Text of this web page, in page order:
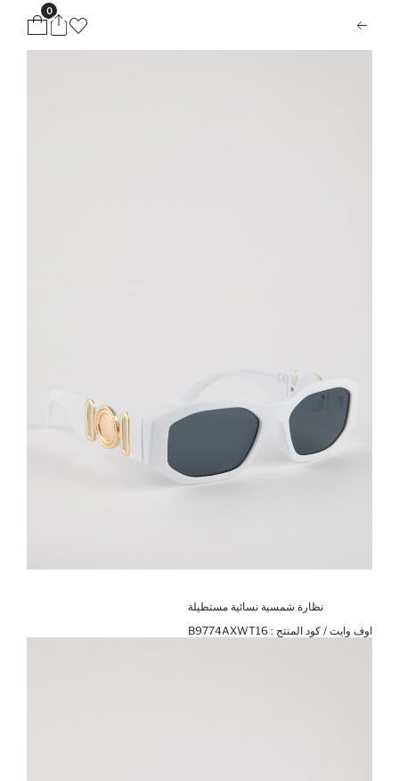
0
نظارة شمسية نسائية مستطيلة
اوف وايت / كود المنتج : B9774AXWT16